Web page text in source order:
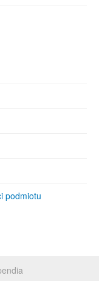
podmiotu